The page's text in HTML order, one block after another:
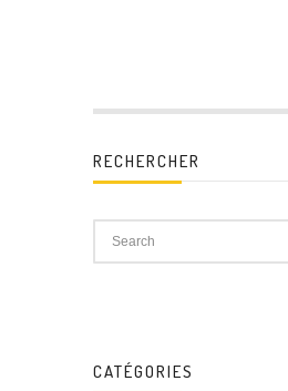
RECHERCHER
CATÉGORIES